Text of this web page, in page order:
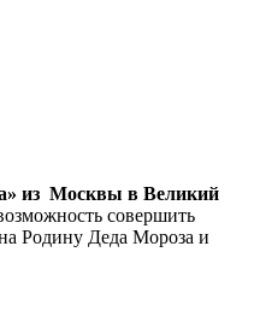
из Москвы в Великий
совершить
Родину Деда Мороза и